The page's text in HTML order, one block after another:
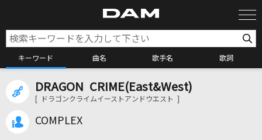
キーワード 曲名 歌手名 歌詞
カラオケ検索
DRAGON CRIME(East&West)
[ ドラゴンクライムイーストアンドウエスト ]
COMPLEX